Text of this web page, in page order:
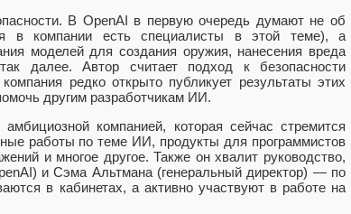
В OpenAI в первую очередь думают не об
в компании есть специалисты в этой теме), а
моделей для создания оружия, нанесения вреда
далее. Автор считает подход к безопасности
редко открыто публикует результаты этих
другим разработчикам ИИ.
компанией, которая сейчас стремится
работы по теме ИИ, продукты для программистов
и многое другое. Также он хвалит руководство,
и Сэма Альтмана (генеральный директор) — по
в кабинетах, а активно участвуют в работе на